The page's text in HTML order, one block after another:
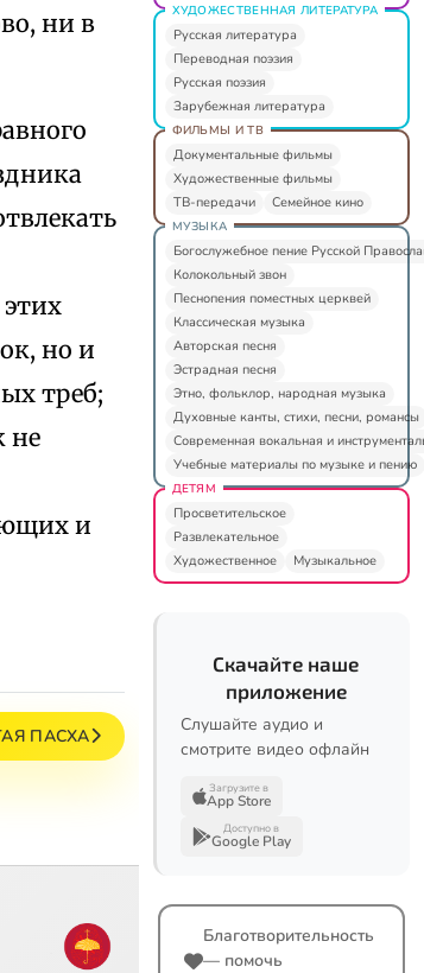
ни в
но и
треб;
не
и
ПАСХА
ХУДОЖЕСТВЕННАЯ ЛИТЕРАТУРА
Русская литература
Переводная поэзия
Русская поэзия
Зарубежная литература
ФИЛЬМЫ И ТВ
Документальные фильмы
Художественные фильмы
ТВ-передачи
Семейное кино
МУЗЫКА
Богослужебное пение Русской
Колокольный звон
Песнопения поместных церквей
Классическая музыка
Авторская песня
Эстрадная песня
Этно, фольклор, народная музыка
Духовные канты, стихи, песни, романсы
Современная вокальная и
Учебные материалы по музыке и пению
ДЕТЯМ
Просветительское
Развлекательное
Художественное
Музыкальное
Скачайте наше
приложение
Слушайте аудио и
смотрите видео офлайн
Загрузите в
App Store
Доступно в
Google Play
Благотворительность
— помочь